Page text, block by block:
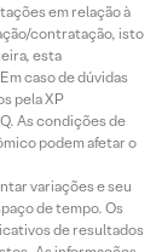
em relação à
contratação, isto
esta
caso de dúvidas
pela XP
As condições de
podem afetar o
variações e seu
de tempo. Os
de resultados